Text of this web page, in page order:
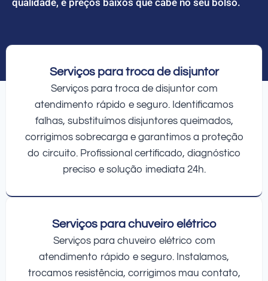
Serviços para troca de disjuntor
Serviços para troca de disjuntor com
atendimento rápido e seguro. Identificamos
falhas, substituímos disjuntores queimados,
corrigimos sobrecarga e garantimos a proteção
do circuito. Profissional certificado, diagnóstico
preciso e solução imediata 24h.
Serviços para chuveiro elétrico
Serviços para chuveiro elétrico com
atendimento rápido e seguro. Instalamos,
trocamos resistência, corrigimos mau contato,